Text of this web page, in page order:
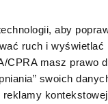
aby
ruch i wyświetlać
CPRA masz prawo
swoich
∙